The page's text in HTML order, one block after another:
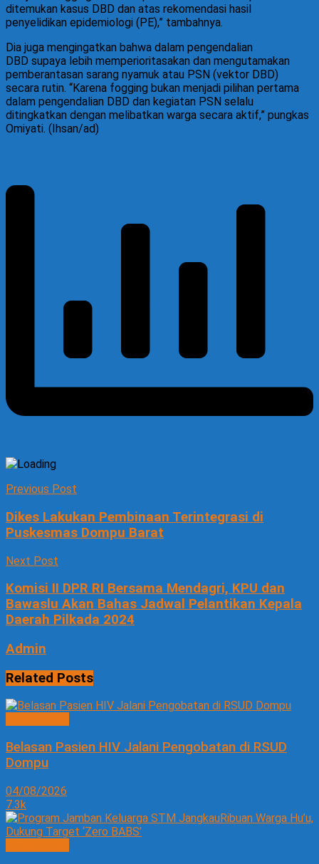
ditemukan kasus DBD dan atas rekomendasi hasil
penyelidikan epidemiologi (PE),” tambahnya.
Dia juga mengingatkan bahwa dalam pengendalian
DBD supaya lebih memperioritasakan dan mengutamakan
pemberantasan sarang nyamuk atau PSN (vektor DBD)
secara rutin. “Karena fogging bukan menjadi pilihan pertama
dalam pengendalian DBD dan kegiatan PSN selalu
ditingkatkan dengan melibatkan warga secara aktif,” pungkas
Omiyati. (Ihsan/ad)
Previous Post
Dikes Lakukan Pembinaan Terintegrasi di
Puskesmas Dompu Barat
Next Post
Komisi II DPR RI Bersama Mendagri, KPU dan
Bawaslu Akan Bahas Jadwal Pelantikan Kepala
Daerah Pilkada 2024
Admin
Related Posts
Belasan Pasien HIV Jalani Pengobatan di RSUD
Dompu
04/08/2026
7.3k